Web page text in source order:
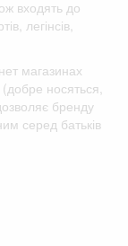
входять до
легінсів,
магазинах
носяться,
бренду
серед батьків